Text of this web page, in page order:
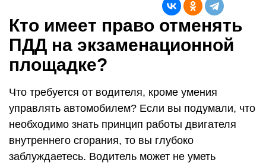
Кто имеет право отменять
ПДД на экзаменационной
площадке?
Что требуется от водителя, кроме умения
управлять автомобилем? Если вы подумали, что
необходимо знать принцип работы двигателя
внутреннего сгорания, то вы глубоко
заблуждаетесь. Водитель может не уметь